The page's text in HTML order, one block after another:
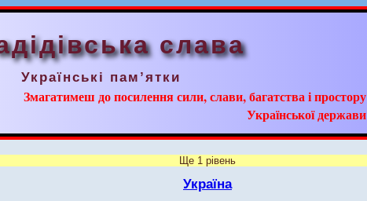
слава
Українські пам’ятки
Змагатимеш до посилення сили, слави, багатства і простору
Української держави
Ще 1 рівень
Україна